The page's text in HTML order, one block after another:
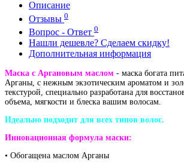
Описание
Отзывы 0
Вопрос - Ответ 0
Нашли дешевле? Сделаем скидку!
Дополнительная информация
Маска с Аргановым маслом - маска богата
Арганы, с нежным экзотическим ароматом и
текстурой, специально разработана для
объема, мягкости и блеска вашим волосам.
Идеально подходит для всех типов волос.
Инновационная формула маски:
• Обогащена маслом Арганы